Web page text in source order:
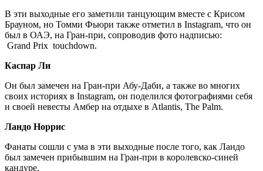
В эти выходные его заметили танцующим вместе с Крисом
Брауном, но Томми Фьюри также отметил в Instagram, что он
был в ОАЭ, на Гран-при, сопроводив фото надписью:
Grand Prix touchdown.
Каспар Ли
Он был замечен на Гран-при Абу-Даби, а также во многих
своих историях в Instagram, он поделился фотографиями себя
и своей невесты Амбер на отдыхе в Atlantis, The Palm.
Ландо Норрис
Фанаты сошли с ума в эти выходные после того, как Ландо
был замечен прибывшим на Гран-при в королевско-синей
кандуре.